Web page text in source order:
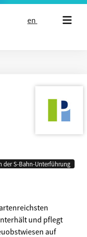
en
der S-Bahn-Unterführung
und pflegt
auf